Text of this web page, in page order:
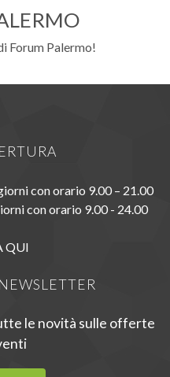
Forum Palermo!
con orario 9.00 – 21.00
con orario 9.00 - 24.00
QUI
le novità sulle offerte